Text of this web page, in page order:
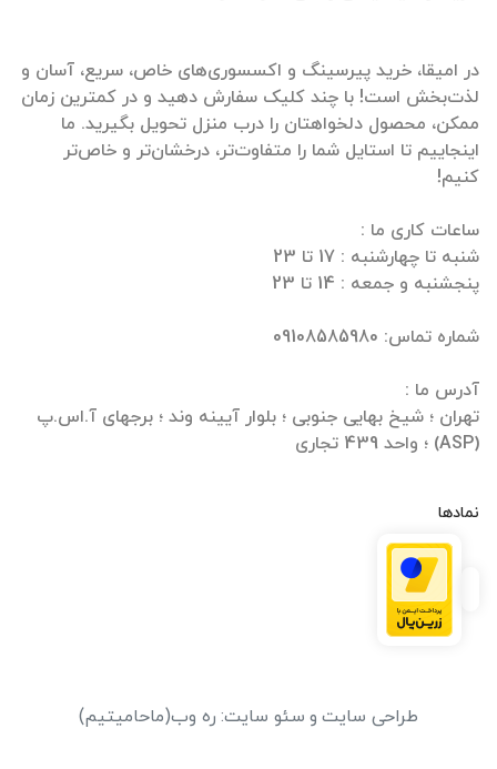
در امیقا، خرید پیرسینگ و اکسسوری‌های خاص، سریع، آسان و
لذت‌بخش است! با چند کلیک سفارش دهید و در کمترین زمان
ممکن، محصول دلخواهتان را درب منزل تحویل بگیرید. ما
اینجاییم تا استایل شما را متفاوت‌تر، درخشان‌تر و خاص‌تر
تهران ؛ شیخ بهایی جنوبی ؛ بلوار آیینه وند ؛ برجهای آ.اس.پ
(ASP) ؛ واحد 439 تجاری
نمادها
طراحی سایت و سئو سایت: ره وب(ماحامیتیم)